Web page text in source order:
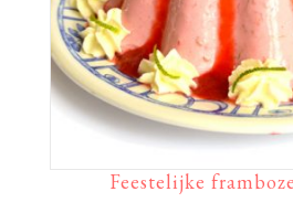
Feestelijke